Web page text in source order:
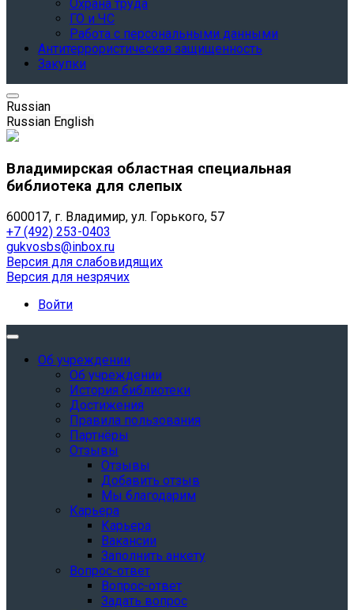
Охрана труда
ГО и ЧС
Работа с персональными данными
Антитеррористическая защищенность
Закупки
Russian
Russian English
Владимирская областная специальная
библиотека для слепых
600017, г. Владимир, ул. Горького, 57
+7 (492) 253-0403
gukvosbs@inbox.ru
Версия для слабовидящих
Версия для незрячих
Войти
Об учреждении
Об учреждении
История библиотеки
Достижения
Правила пользования
Партнёры
Отзывы
Отзывы
Добавить отзыв
Мы благодарим
Карьера
Карьера
Вакансии
Заполнить анкету
Вопрос-ответ
Вопрос-ответ
Задать вопрос